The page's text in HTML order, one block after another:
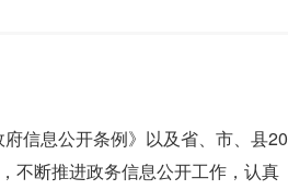
信息公开条例》以及省、市、县20
不断推进政务信息公开工作，认真